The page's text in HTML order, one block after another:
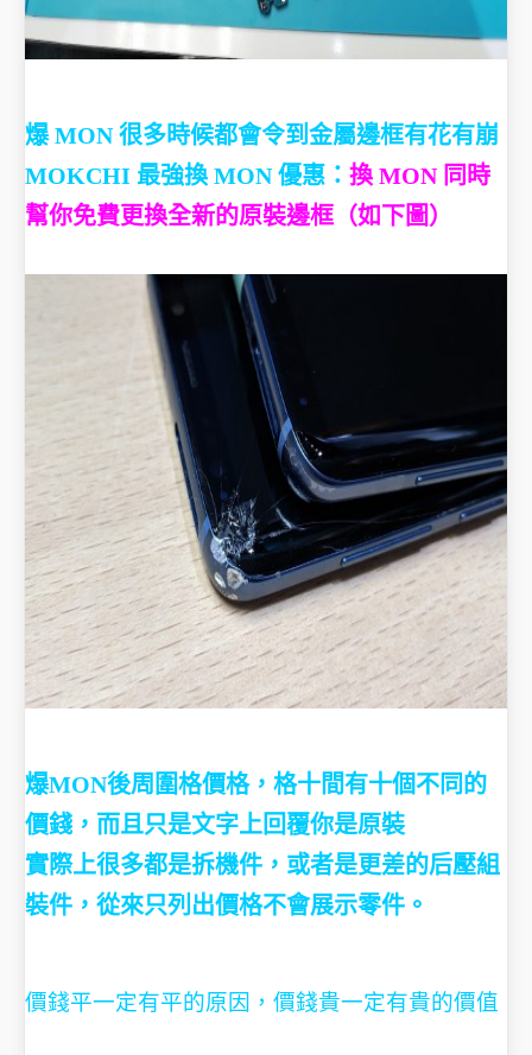
爆 MON 很多時候都會令到金屬邊框有花有崩
MOKCHI 最強換 MON 優惠： 換 MON 同時
幫你免費更換全新的原裝邊框（如下圖）
爆MON後周圍格價格，格十間有十個不同的
價錢，而且只是文字上回覆你是原裝
實際上很多都是拆機件，或者是更差的后壓組
裝件，從來只列出價格不會展示零件。
價錢平一定有平的原因，價錢貴一定有貴的價值